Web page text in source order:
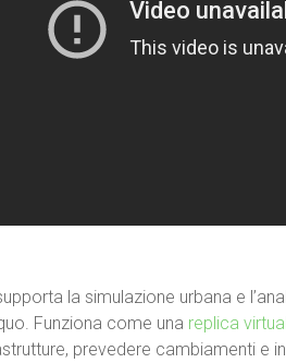
la simulazione urbana e
Funziona come una replica
prevedere cambiamenti e